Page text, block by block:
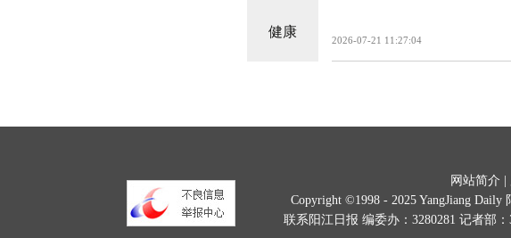
健康
2026-07-21 11:27:04
网站简介
Copyright ©1998 - 2025 YangJiang Daily
联系阳江日报 编委办：3280281 记者部